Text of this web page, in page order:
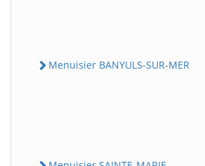
Menuisier BANYULS-SUR-MER